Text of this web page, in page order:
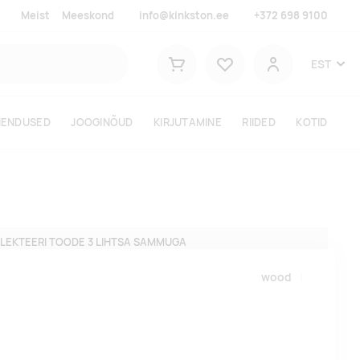
Meist Meeskond info@kinkston.ee +372 698 9100
Ostukorv
Kasutaja
EST
JOOGINÕUD KIRJUTAMINE RIIDED KOTID
TOODE 3 LIHTSA SAMMUGA
wood